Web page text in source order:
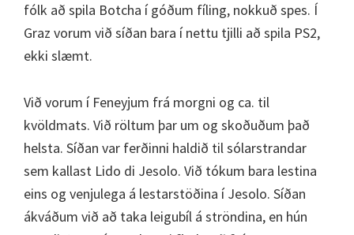
fólk að spila Botcha í góðum fíling, nokkuð spes. Í
Graz vorum við síðan bara í nettu tjilli að spila PS2,
ekki slæmt.
Við vorum í Feneyjum frá morgni og ca. til
kvöldmats. Við röltum þar um og skoðuðum það
helsta. Síðan var ferðinni haldið til sólarstrandar
sem kallast Lido di Jesolo. Við tókum bara lestina
eins og venjulega á lestarstöðina í Jesolo. Síðan
ákváðum við að taka leigubíl á ströndina, en hún